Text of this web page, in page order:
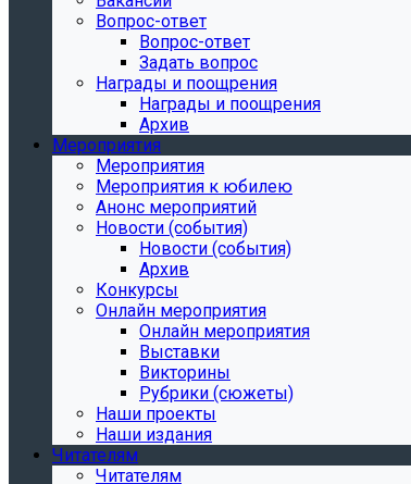
Вопрос-ответ
Вопрос-ответ
Задать вопрос
Награды и поощрения
Награды и поощрения
Архив
Мероприятия
Мероприятия
Мероприятия к юбилею
Анонс мероприятий
Новости (события)
Новости (события)
Архив
Конкурсы
Онлайн мероприятия
Онлайн мероприятия
Выставки
Викторины
Рубрики (сюжеты)
Наши проекты
Наши издания
Читателям
Читателям